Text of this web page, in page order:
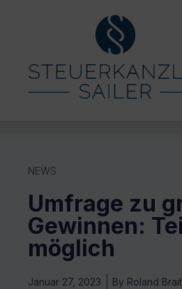
NEWS
Umfrage zu
Gewinnen:
möglich
Januar 27, 2023 By Roland